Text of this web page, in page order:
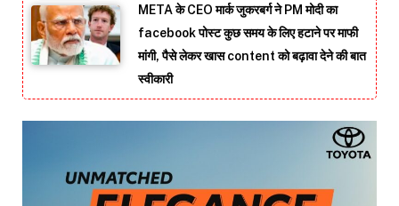
META के CEO मार्क जुकरबर्ग ने PM मोदी का
facebook पोस्ट कुछ समय के लिए हटाने पर माफी
मांगी, पैसे लेकर खास content को बढ़ावा देने की बात
स्वीकारी